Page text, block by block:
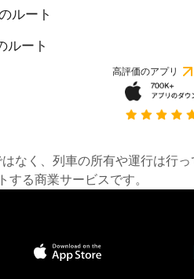
ルート
ルート
高評価のアプリ
なく、列車の所有や運行は行
る商業サービスです。